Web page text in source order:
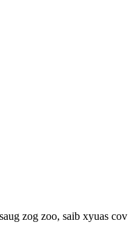
zog zoo, saib xyuas